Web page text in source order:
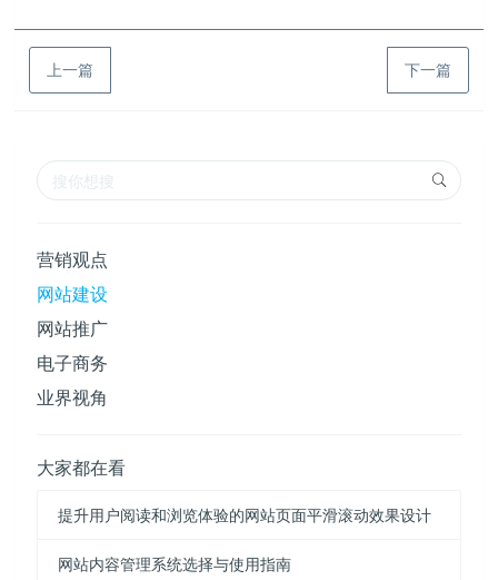
上一篇 下一篇
营销观点
网站建设
网站推广
电子商务
业界视角
大家都在看
提升用户阅读和浏览体验的网站页面平滑滚动效果设计
网站内容管理系统选择与使用指南